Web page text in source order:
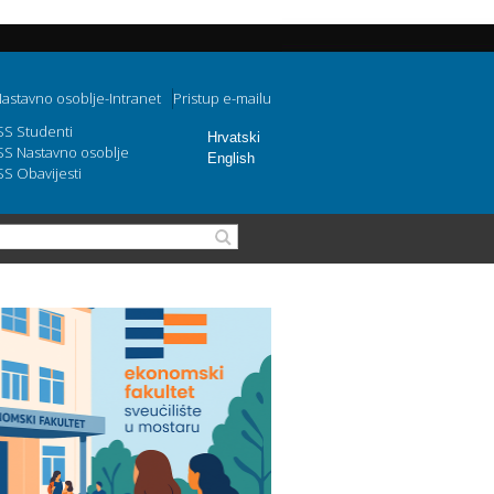
Hrvatski
English
osoblje-Intranet
Pristup e-mailu
Studenti
Nastavno osoblje
Obavijesti
pretraživanja